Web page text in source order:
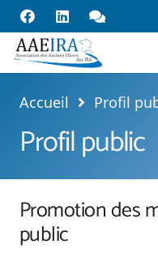
Accueil Profil
Profil public
Promotion des
public